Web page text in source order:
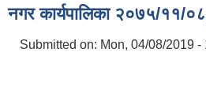
नगर कार्यपालिका २०७५/११/
Submitted on: Mon, 04/08/2019 -